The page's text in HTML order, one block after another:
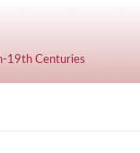
19th Centuries